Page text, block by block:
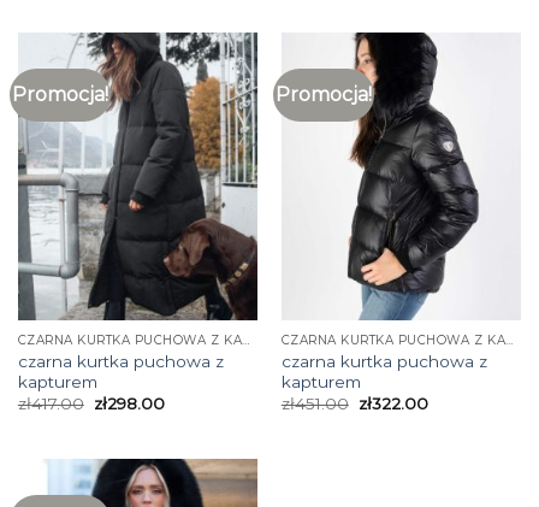
Promocja!
CZARNA KURTKA PUCHOWA Z KAPTUREM
czarna kurtka puchowa z
kapturem
zł417.00 zł298.00
Promocja!
CZARNA KURTKA PUCHOWA Z KAPTUREM
czarna kurtka puchowa z
kapturem
zł451.00 zł322.00